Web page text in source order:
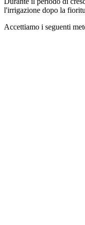
l'irrigazione dopo la
Accettiamo i seguenti